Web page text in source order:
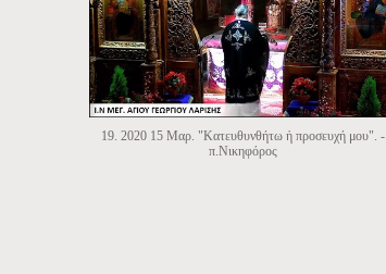
19. 2020 15 Μαρ. "Κατευθυνθήτω ἡ προσευχή μου". -
π.Νικηφόρος